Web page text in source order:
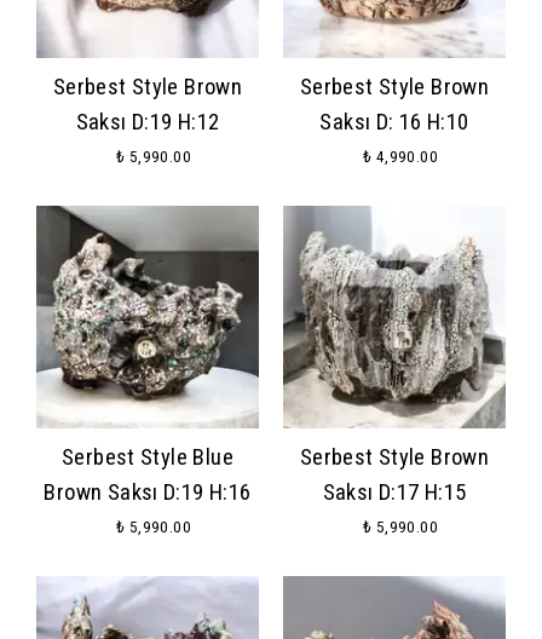
Serbest Style Brown
Saksı D:19 H:12
₺ 5,990.00
Serbest Style Brown
Saksı D: 16 H:10
₺ 4,990.00
Serbest Style Blue
Brown Saksı D:19 H:16
₺ 5,990.00
Serbest Style Brown
Saksı D:17 H:15
₺ 5,990.00